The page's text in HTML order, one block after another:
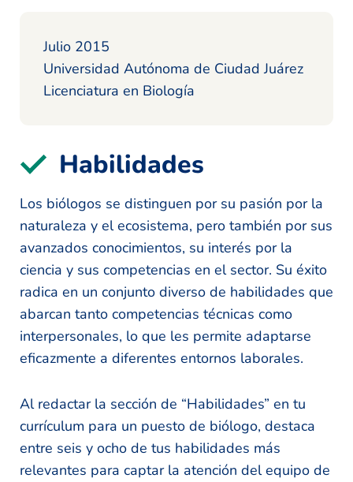
Julio 2015
Universidad Autónoma de Ciudad Juárez
Licenciatura en Biología
Habilidades
Los biólogos se distinguen por su pasión por la
naturaleza y el ecosistema, pero también por sus
avanzados conocimientos, su interés por la
ciencia y sus competencias en el sector. Su éxito
radica en un conjunto diverso de habilidades que
abarcan tanto competencias técnicas como
interpersonales, lo que les permite adaptarse
eficazmente a diferentes entornos laborales.
Al redactar la sección de “Habilidades” en tu
currículum para un puesto de biólogo, destaca
entre seis y ocho de tus habilidades más
relevantes para captar la atención del equipo de